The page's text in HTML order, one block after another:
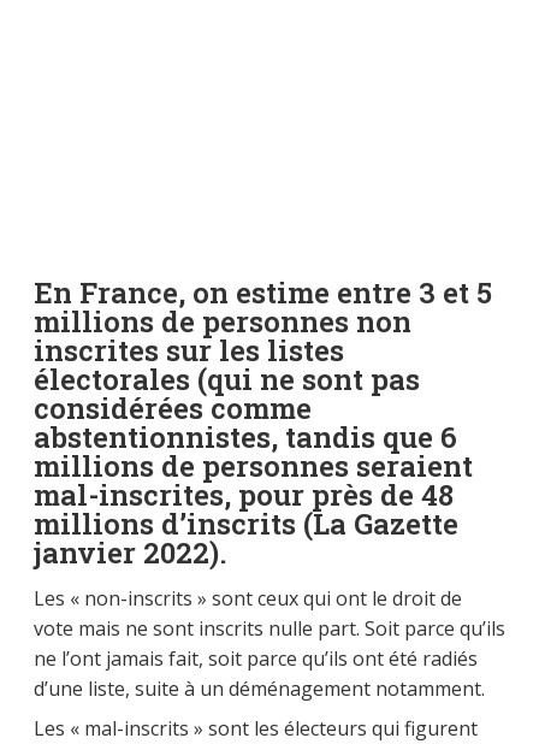
En France, on estime entre 3 et 5
millions de personnes non
inscrites sur les listes
électorales (qui ne sont pas
considérées comme
abstentionnistes, tandis que 6
millions de personnes seraient
mal-inscrites, pour près de 48
millions d’inscrits (La Gazette
janvier 2022).
Les « non-inscrits » sont ceux qui ont le droit de
vote mais ne sont inscrits nulle part. Soit parce qu’ils
ne l’ont jamais fait, soit parce qu’ils ont été radiés
d’une liste, suite à un déménagement notamment.
Les « mal-inscrits » sont les électeurs qui figurent